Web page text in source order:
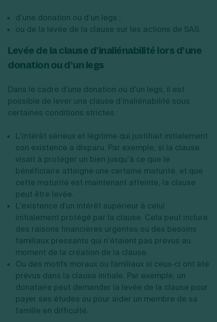
d’une donation ou d’un legs ;
ou de la levée de la clause sur les actions de SAS.
Levée de la clause d’inaliénabilité lors d’une
donation ou d’un legs
Dans le cadre d’une donation ou d’un legs, il est
possible de lever une clause d’inaliénabilité sous
certaines conditions strictes :
L’intérêt sérieux et légitime qui justifiait initialement
son existence a disparu. Par exemple, si la clause
visait à protéger un bien jusqu’à ce que le
bénéficiaire atteigne une certaine maturité, et que
cette maturité est maintenant atteinte, la clause
peut être levée.
L'existence d'un intérêt supérieur à celui
initialement protégé par la clause. Cela peut inclure
des raisons financières urgentes ou des besoins
familiaux pressants qui n’étaient pas prévus au
moment de la création de la clause.
Ou des motifs moraux ou familiaux si ceux-ci ont été
prévus dans la clause initiale. Par exemple, un
donataire peut demander la levée de la clause pour
payer ses études ou pour aider un membre de sa
famille en difficulté.